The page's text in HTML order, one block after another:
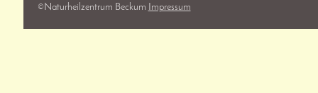
©️Naturheilzentrum Beckum Impressum